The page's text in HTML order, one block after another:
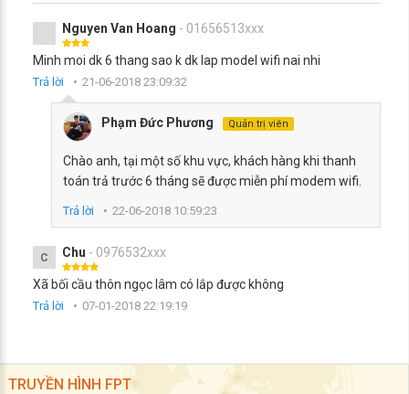
Nguyen Van Hoang - 01656513xxx
Minh moi dk 6 thang sao k dk lap model wifi nai nhi
Trả lời 21-06-2018 23:09:32
Phạm Đức Phương Quản trị viên
Chào anh, tại một số khu vực, khách hàng khi thanh
toán trả trước 6 tháng sẽ được miễn phí modem wifi.
Trả lời 22-06-2018 10:59:23
C Chu - 0976532xxx
Xã bối cầu thôn ngọc lâm có lắp được không
Trả lời 07-01-2018 22:19:19
TRUYỀN HÌNH FPT